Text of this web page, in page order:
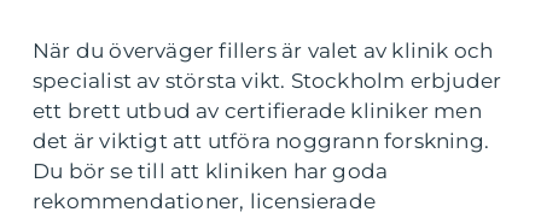
När du överväger fillers är valet av klinik och
specialist av största vikt. Stockholm erbjuder
ett brett utbud av certifierade kliniker men
det är viktigt att utföra noggrann forskning.
Du bör se till att kliniken har goda
rekommendationer, licensierade